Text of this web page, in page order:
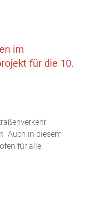
im
für die 10.
Auch in diesem
für alle